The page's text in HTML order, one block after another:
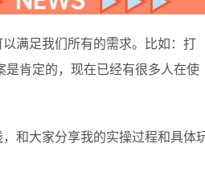
满足我们所有的需求。比如：打
肯定的，现在已经有很多人在使
和大家分享我的实操过程和具体